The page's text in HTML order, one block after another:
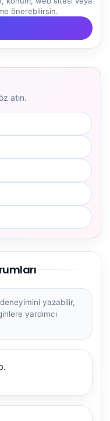
önerebilirsin.
atın.
yazabilir,
yardımcı